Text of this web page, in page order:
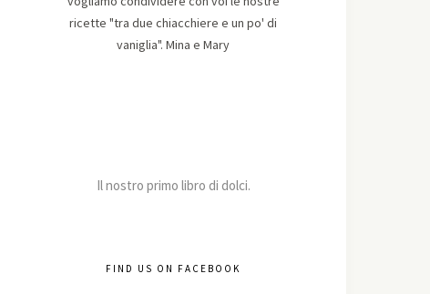
ricette "tra due chiacchiere e un po' di
vaniglia". Mina e Mary
Il nostro primo libro di dolci.
FIND US ON FACEBOOK